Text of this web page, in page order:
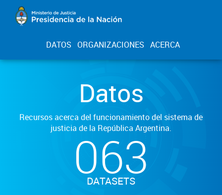
DATOS ORGANIZACIONES ACERCA
Datos
Recursos acerca del funcionamiento del sistema de
justicia de la República Argentina.
063
DATASETS